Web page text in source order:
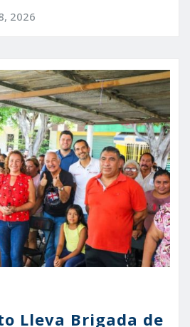
2026
Lleva Brigada de